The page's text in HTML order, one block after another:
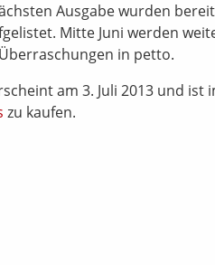
Ausgabe wurden
Mitte Juni werden
in petto.
am 3. Juli 2013 und
zu kaufen.